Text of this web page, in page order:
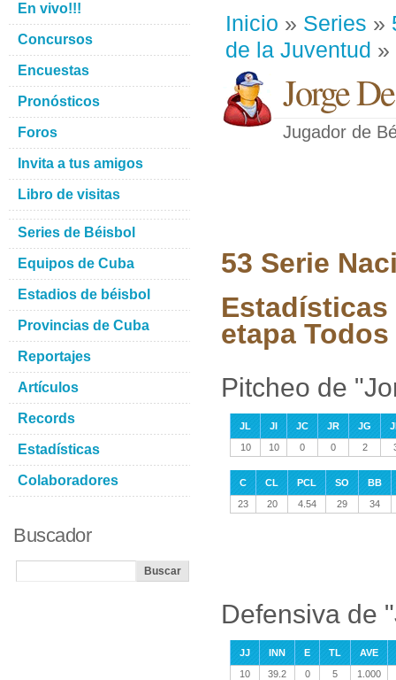
Inicio » Series »
de la Juventud »
Jorge
Jugador de
53 Serie
etapa
Pitcheo de
JL JI JC JR JG
10
10 0 0 2
C CL PCL SO
BB
23
20 4.54 29 34
Defensiva de
JJ INN E TL
AVE
10
39.2 0 5 1.000
En vivo!!!
Concursos
Encuestas
Pronósticos
Foros
Invita a tus amigos
Libro de visitas
Series de Béisbol
Equipos de Cuba
Estadios de béisbol
Provincias de Cuba
Reportajes
Artículos
Records
Estadísticas
Colaboradores
Buscador